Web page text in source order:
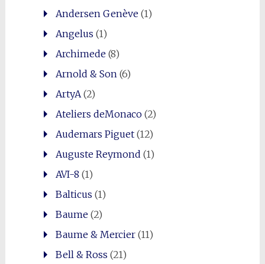
Andersen Genève(1)
Angelus (1)
Archimede(8)
Arnold & Son(6)
ArtyA(2)
Ateliers deMonaco(2)
Audemars Piguet(12)
Auguste Reymond (1)
AVI-8 (1)
Balticus (1)
Baume(2)
Baume & Mercier(11)
Bell & Ross (21)